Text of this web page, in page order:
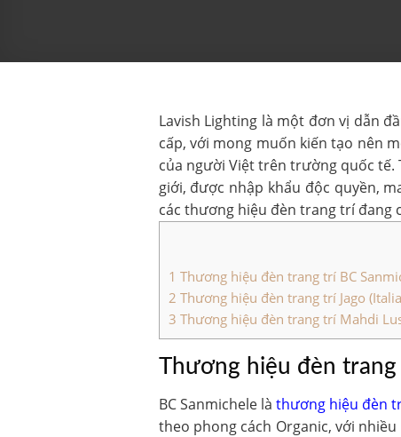
Lavish Lighting là một đơn vị dẫn
cấp, với mong muốn kiến tạo nên
của người Việt trên trường quốc tế.
giới, được nhập khẩu độc quyền,
các thương hiệu đèn trang trí đang
1 Thương hiệu đèn trang trí BC
2 Thương hiệu đèn trang trí Jago
3 Thương hiệu đèn trang trí Mahdi
Thương hiệu đèn trang
BC Sanmichele là thương hiệu đèn
theo phong cách Organic, với